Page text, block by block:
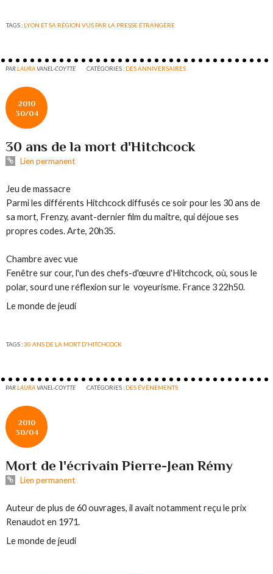
TAGS : LYON ET SA RÉGION VUS PAR LA PRESSE ÉTRANGÈRE
PARLAURAVANEL-COYTTE CATÉGORIES : DES ANNIVERSAIRES
2010
30/04
30 ans de la mort d'Hitchcock
Lien permanent
Jeu de massacre
Parmi les différents Hitchcock diffusés ce soir pour les 30 ans de
sa mort, Frenzy, avant-dernier film du maître, qui déjoue ses
propres codes. Arte, 20h35.
Chambre avec vue
Fenêtre sur cour, l'un des chefs-d'œuvre d'Hitchcock, où, sous le
polar, sourd une réflexion sur le voyeurisme. France 3 22h50.
Le monde de jeudi
TAGS :30 ANS DE LA MORT D'HITCHCOCK
PARLAURAVANEL-COYTTE CATÉGORIES : DES ÉVÈNEMENTS
2010
30/04
Mort de l'écrivain Pierre-Jean Rémy
Lien permanent
Auteur de plus de 60 ouvrages, il avait notamment reçu le prix
Renaudot en 1971.
Le monde de jeudi